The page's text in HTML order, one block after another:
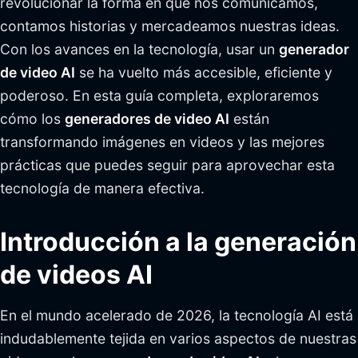
contamos historias y mercadeamos nuestras ideas.
Con los avances en la tecnología, usar un generador
de video AI se ha vuelto más accesible, eficiente y
poderoso. En esta guía completa, exploraremos
cómo los generadores de video AI están
transformando imágenes en videos y las mejores
prácticas que puedes seguir para aprovechar esta
tecnología de manera efectiva.
Introducción a la generación
de videos AI
En el mundo acelerado de 2026, la tecnología AI está
indudablemente tejida en varios aspectos de nuestras